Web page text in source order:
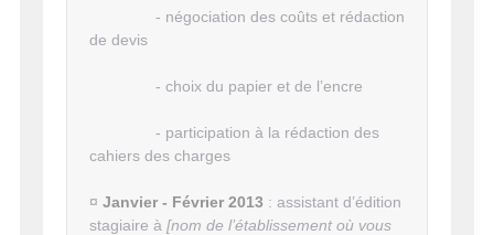
- négociation des coûts et rédaction
de devis
- choix du papier et de l’encre
- participation à la rédaction des
cahiers des charges
¤ Janvier - Février 2013 : assistant d’édition
stagiaire à [nom de l’établissement où vous